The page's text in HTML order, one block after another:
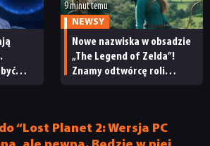
9 minut temu
NEWSY
Nowe nazwiska w obsadzie
„The Legend of Zelda”!
Znamy odtwórcę roli
“Lost Planet 2: Wersja PC